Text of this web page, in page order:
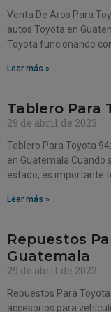
Venta De Aros Para
autos Toyota en
Toyota funcionando
Leer más »
Tablero Para
29 de abril de 2023
Tablero Para Toyota
en Guatemala
estado, es importante
Leer más »
Repuestos
Guatemala
29 de abril de 2023
Repuestos Para
accesorios para